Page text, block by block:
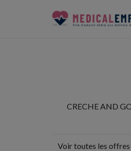
CRECHE AND
Voir toutes les offres